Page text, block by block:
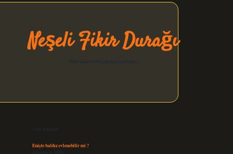
Neşeli Fikir Durağı
Son Yazılar
Enişte baldız evlenebilir mi ?
Ağustos 6, 2026